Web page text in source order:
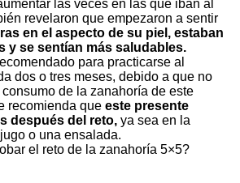
las veces en las que iban al
revelaron que empezaron a sentir
en el aspecto de su piel, estaban
y se sentían más saludables.
para practicarse al
dos o tres meses, debido a que no
de la zanahoría de este
recomienda que este presente
después del reto, ya sea en la
o una ensalada.
el reto de la zanahoría 5×5?